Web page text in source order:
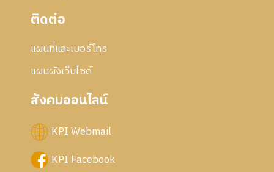
ติดต่อ
แผนที่และเบอร์โทร
แผนผังเว็บไซด์
สังคมออนไลน์
KPI Webmail
KPI Facebook